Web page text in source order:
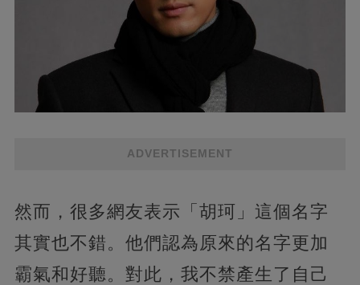
ADVERTISEMENT
然而，很多網友表示「胡珂」這個名字
其實也不錯。他們認為原來的名字更加
霸氣和好聽。對此，我不禁產生了自己